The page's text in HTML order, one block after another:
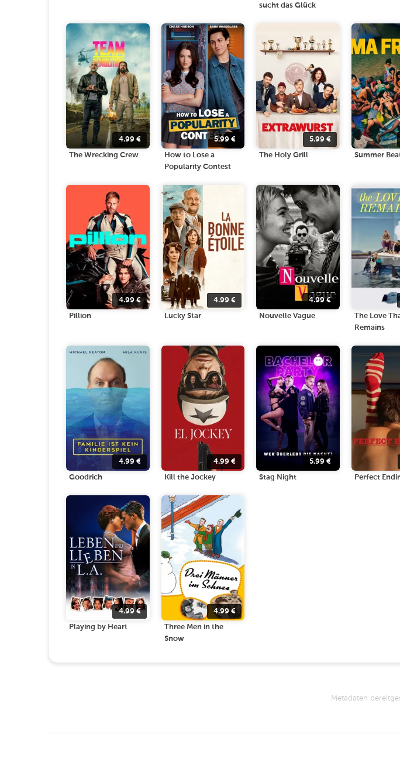
sucht das Glück
4.99€
The Wrecking Crew
5.99 €
How to Lose a
Popularity Contest
5.99€
The Holy Grill Summer
4.99€
Pillion
4.99 €
Lucky Star
4.99€
Nouvelle Vague
The Love
Remains
4.99€
Goodrich
4.99 €
Kill the Jockey
5.99€
Stag Night Perfect
4.99€
Playing by Heart
4.99 €
Three Men in the
Snow
Metadaten